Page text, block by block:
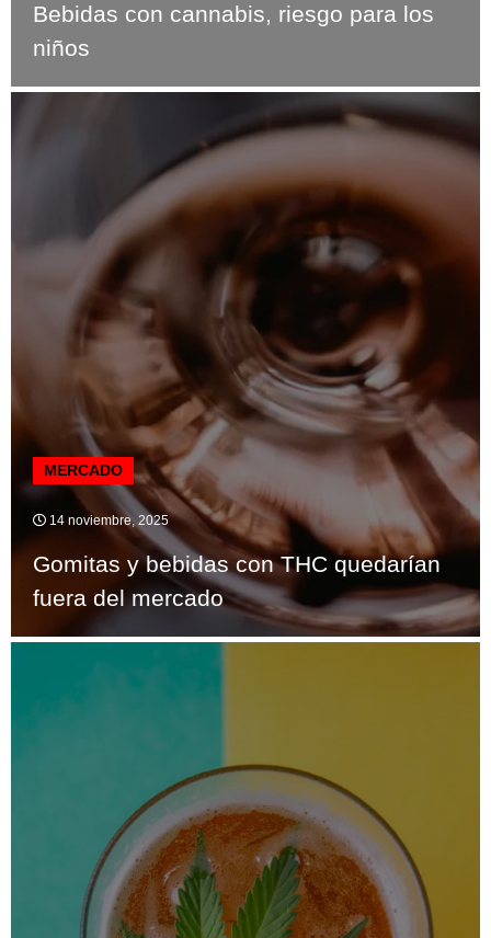
Bebidas con cannabis, riesgo para los
niños
MERCADO
14 noviembre, 2025
Gomitas y bebidas con THC quedarían
fuera del mercado